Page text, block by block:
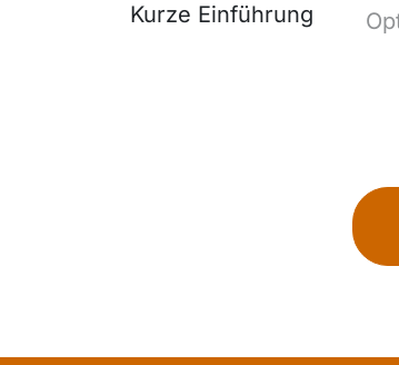
Kurze Einführung